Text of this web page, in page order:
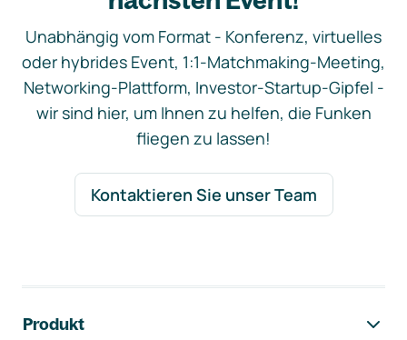
Unabhängig vom Format - Konferenz, virtuelles
oder hybrides Event, 1:1-Matchmaking-Meeting,
Networking-Plattform, Investor-Startup-Gipfel -
wir sind hier, um Ihnen zu helfen, die Funken
fliegen zu lassen!
Kontaktieren Sie unser Team
Produkt